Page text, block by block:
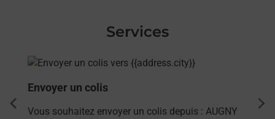
Services
En savoir plus
Envoyer un colis
Vous souhaitez envoyer un colis depuis : AUGNY